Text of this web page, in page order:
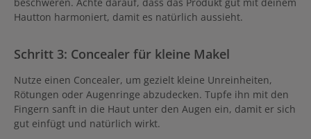
Hautton harmoniert, damit es natürlich aussieht.
Schritt 3: Concealer für kleine Makel
Nutze einen Concealer, um gezielt kleine Unreinheiten,
Rötungen oder Augenringe abzudecken. Tupfe ihn mit den
Fingern sanft in die Haut unter den Augen ein, damit er sich
gut einfügt und natürlich wirkt.